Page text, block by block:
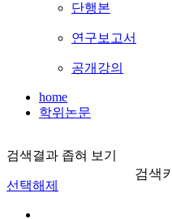
단행본
연구보고서
공개강의
home
학위논문
검색결과 좁혀 보기
선택해제
검색